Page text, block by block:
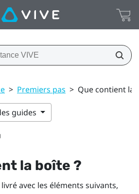
> Premiers pas > Que contient la
guides
la boîte ?
avec les éléments suivants,